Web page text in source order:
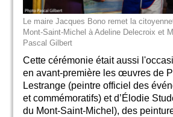
Le maire Jacques Bono remet la
Mont-Saint-Michel à Adeline Delecroix et
Pascal Gilbert
Cette cérémonie était aussi
en avant-première les œuvres de
Lestrange (peintre officiel des
et commémoratifs) et d’Élodie
du Mont-Saint-Michel), des